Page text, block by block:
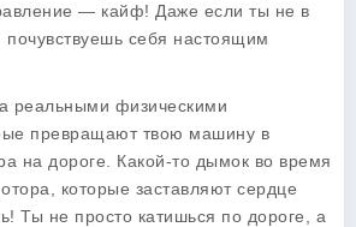
— кайф! Даже если ты не в
себя настоящим
реальными физическими
превращают твою машину в
на дороге. Какой-то дымок во время
которые заставляют сердце
Ты не просто катишься по дороге, а